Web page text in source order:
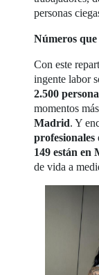
personas
Números que
Con este
ingente labor
2.500
momentos
Madrid. Y
profesionales
149 están en
de vida a